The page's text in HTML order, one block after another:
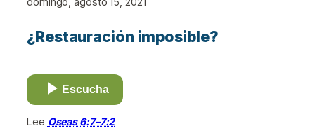
¿Restauración imposible?
Escucha
Lee Oseas 6:7–7:2